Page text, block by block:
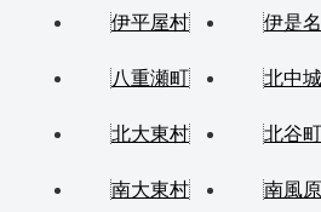
伊平屋村 伊是
八重瀬町 北中
北大東村 北谷町
南大東村 南風